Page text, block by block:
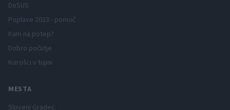
DeSUS
Poplave 2023 - pomoč
Kam na potep?
Dobro počutje
Korošci v tujini
MESTA
Slovenj Gradec